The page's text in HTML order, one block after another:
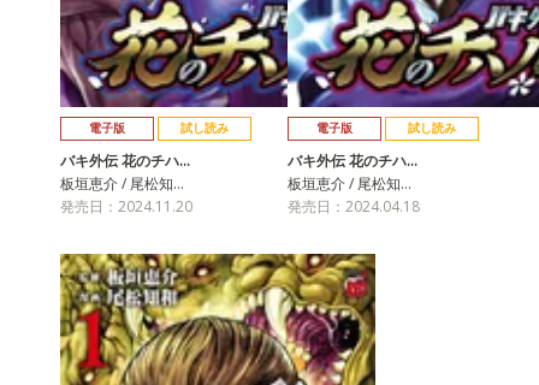
電子版 試し読み
バキ外伝 花のチハ…
板垣恵介 / 尾松知…
発売日：2024.11.20
電子版 試し読み
バキ外伝 花のチハ…
板垣恵介 / 尾松知…
発売日：2024.04.18